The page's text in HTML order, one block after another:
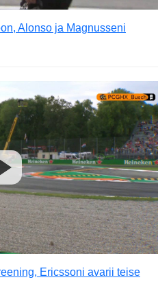
Alonso ja Magnusseni
Ericssoni avarii teise